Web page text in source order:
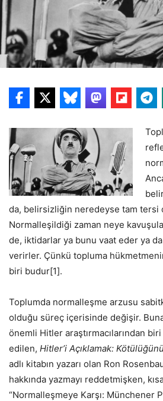
da, belirsizliğin neredeyse tam tersi
Normalleşildiği zaman neye
de, iktidarlar ya bunu vaat eder ya
verirler. Çünkü topluma
biri budur[1].
Toplumda normalleşme arzusu
olduğu süreç içerisinde değişir.
önemli Hitler araştırmacılarından
edilen, Hitler’i Açıklamak:
adlı kitabın yazarı olan Ron
hakkında yazmayı reddetmişken,
“Normalleşmeye Karşı: Münchener